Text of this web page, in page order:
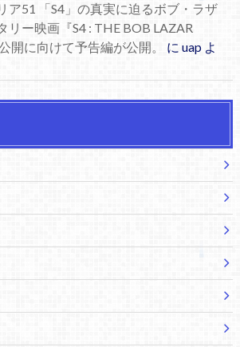
ア51 「S4」の真実に迫るボブ・ラザ
リー映画『S4 : THE BOB LAZAR
開に向けて予告編が公開。
に uapよ